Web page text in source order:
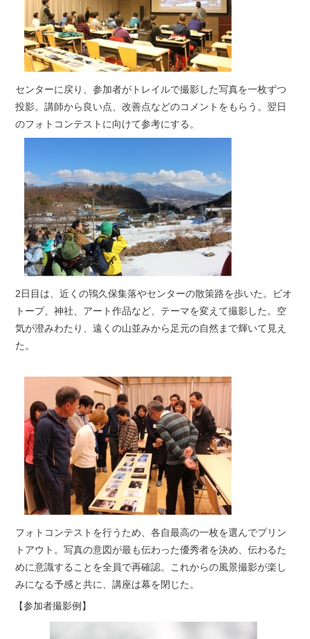
センターに戻り、参加者がトレイルで撮影した写真を一枚ずつ
投影。講師から良い点、改善点などのコメントをもらう。翌日
のフォトコンテストに向けて参考にする。
2日目は、近くの鴇久保集落やセンターの散策路を歩いた。ビオ
トープ、神社、アート作品など、テーマを変えて撮影した。空
気が澄みわたり、遠くの山並みから足元の自然まで輝いて見え
た。
フォトコンテストを行うため、各自最高の一枚を選んでプリン
トアウト。写真の意図が最も伝わった優秀者を決め、伝わるた
めに意識することを全員で再確認。これからの風景撮影が楽し
みになる予感と共に、講座は幕を閉じた。
【参加者撮影例】